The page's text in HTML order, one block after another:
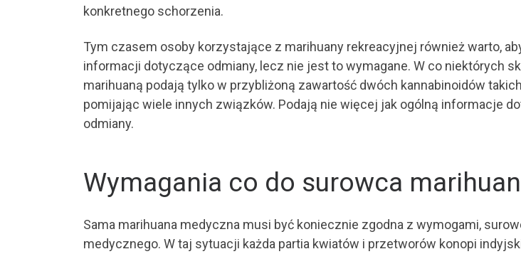
konkretnego schorzenia.
Tym czasem osoby korzystające z marihuany rekreacyjnej również warto,
informacji dotyczące odmiany, lecz nie jest to wymagane. W co niektórych
marihuaną podają tylko w przybliżoną zawartość dwóch kannabinoidów
pomijając wiele innych związków. Podają nie więcej jak ogólną informacje
odmiany.
Wymagania co do surowca
Sama marihuana medyczna musi być koniecznie zgodna z wymogami,
medycznego. W taj sytuacji każda partia kwiatów i przetworów konopi